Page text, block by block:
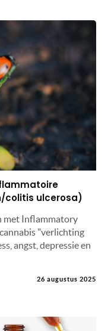
colitis ulcerosa)
met Inflammatory
"verlichting
angst, depressie en
26 augustus 2025